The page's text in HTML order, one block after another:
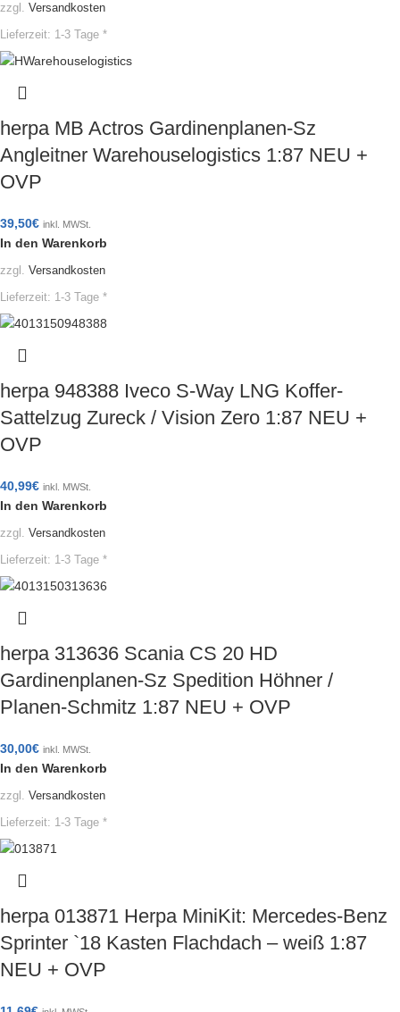
zzgl. Versandkosten
Lieferzeit: 1-3 Tage *
herpa MB Actros Gardinenplanen-Sz
Angleitner Warehouselogistics 1:87 NEU +
OVP
39,50€ inkl. MWSt.
In den Warenkorb
zzgl. Versandkosten
Lieferzeit: 1-3 Tage *
herpa 948388 Iveco S-Way LNG Koffer-
Sattelzug Zureck / Vision Zero 1:87 NEU +
OVP
40,99€ inkl. MWSt.
In den Warenkorb
zzgl. Versandkosten
Lieferzeit: 1-3 Tage *
herpa 313636 Scania CS 20 HD
Gardinenplanen-Sz Spedition Höhner /
Planen-Schmitz 1:87 NEU + OVP
30,00€ inkl. MWSt.
In den Warenkorb
zzgl. Versandkosten
Lieferzeit: 1-3 Tage *
herpa 013871 Herpa MiniKit: Mercedes-Benz
Sprinter `18 Kasten Flachdach – weiß 1:87
NEU + OVP